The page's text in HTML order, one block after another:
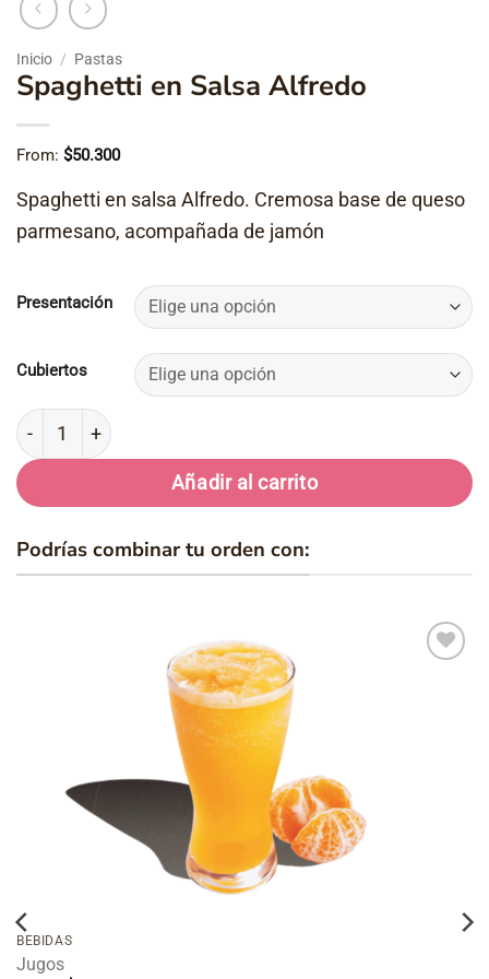
Inicio / Pastas
Spaghetti en Salsa Alfredo
From: $50.300
Spaghetti en salsa Alfredo. Cremosa base de queso
parmesano, acompañada de jamón
Presentación
Cubiertos
Spaghetti en Salsa Alfredo cantidad
Añadir al carrito
Podrías combinar tu orden con:
BEBIDAS
Jugos